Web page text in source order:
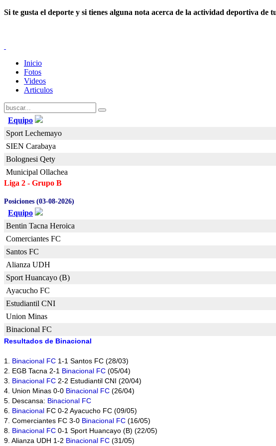
Si te gusta el deporte y si tienes alguna nota acerca de la actividad deportiva de
Inicio
Fotos
Videos
Articulos
Equipo
Sport Lechemayo
SIEN Carabaya
Bolognesi Qety
Municipal Ollachea
Liga 2 - Grupo B
Posiciones (03-08-2026)
Equipo
Bentin Tacna Heroica
Comerciantes FC
Santos FC
Alianza UDH
Sport Huancayo (B)
Ayacucho FC
Estudiantil CNI
Union Minas
Binacional FC
Resultados de Binacional
1. Binacional FC 1-1 Santos FC (28/03)
2. EGB Tacna 2-1 Binacional FC (05/04)
3. Binacional FC 2-2 Estudiantil CNI (20/04)
4. Union Minas 0-0 Binacional FC (26/04)
5. Descansa: Binacional FC
6. Binacional FC 0-2 Ayacucho FC (09/05)
7. Comerciantes FC 3-0 Binacional FC (16/05)
8. Binacional FC 0-1 Sport Huancayo (B) (22/05)
9. Alianza UDH 1-2 Binacional FC (31/05)